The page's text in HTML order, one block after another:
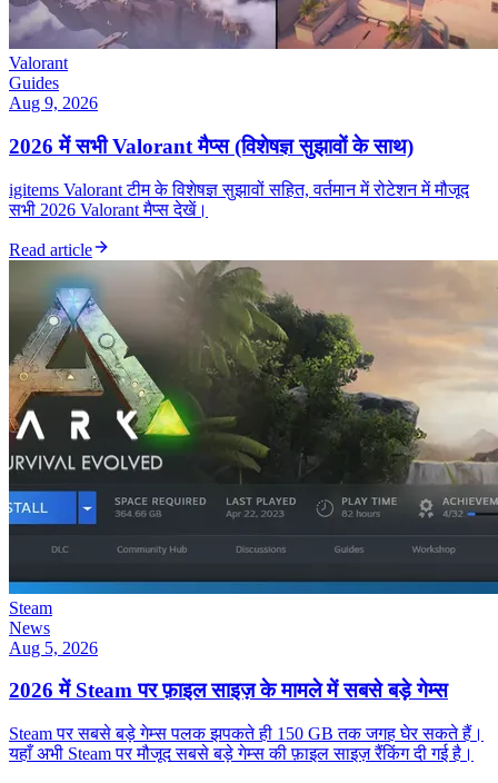
Valorant
Guides
Aug 9, 2026
2026 में सभी Valorant मैप्स (विशेषज्ञ सुझावों के साथ)
igitems Valorant टीम के विशेषज्ञ सुझावों सहित, वर्तमान में रोटेशन में मौजूद
सभी 2026 Valorant मैप्स देखें।
Read article
Steam
News
Aug 5, 2026
2026 में Steam पर फ़ाइल साइज़ के मामले में सबसे बड़े गेम्स
Steam पर सबसे बड़े गेम्स पलक झपकते ही 150 GB तक जगह घेर सकते हैं।
यहाँ अभी Steam पर मौजूद सबसे बड़े गेम्स की फ़ाइल साइज़ रैंकिंग दी गई है।